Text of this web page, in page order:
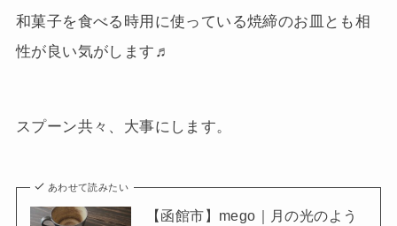
和菓子を食べる時用に使っている焼締のお皿とも相
性が良い気がします♬
スプーン共々、大事にします。
あわせて読みたい
【函館市】mego｜月の光のよう